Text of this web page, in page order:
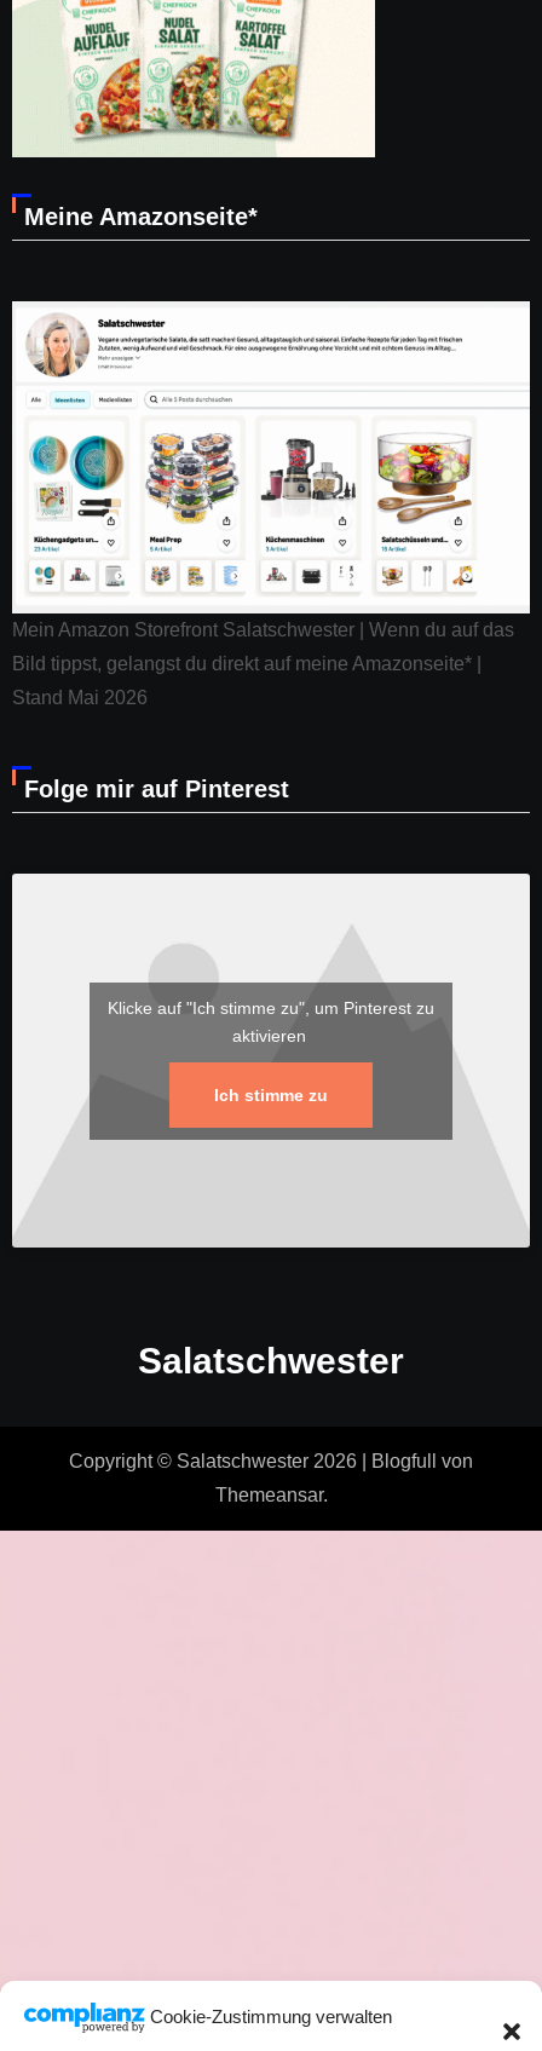
Cookie-Zustimmung verwalten
Meine Amazonseite*
Mein Amazon Storefront Salatschwester | Wenn du auf das
Bild tippst, gelangst du direkt auf meine Amazonseite* |
Stand Mai 2026
Folge mir auf Pinterest
Klicke auf "Ich stimme zu", um Pinterest zu
aktivieren
Ich stimme zu
Salatschwester
Copyright © Salatschwester 2026 Blogfull
von
Themeansar.